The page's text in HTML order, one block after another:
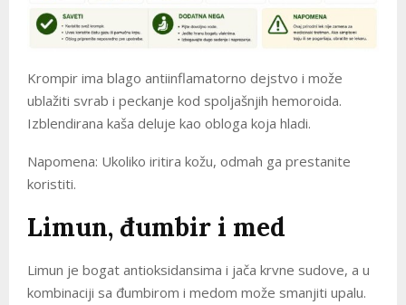
Krompir ima blago antiinflamatorno dejstvo i može
ublažiti svrab i peckanje kod spoljašnjih hemoroida.
Izblendirana kaša deluje kao obloga koja hladi.
Napomena: Ukoliko iritira kožu, odmah ga prestanite
koristiti.
Limun, đumbir i med
Limun je bogat antioksidansima i jača krvne sudove, a u
kombinaciji sa đumbirom i medom može smanjiti upalu.